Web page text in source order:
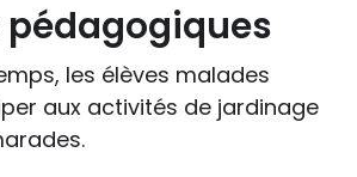
les élèves malades
aux activités de jardinage